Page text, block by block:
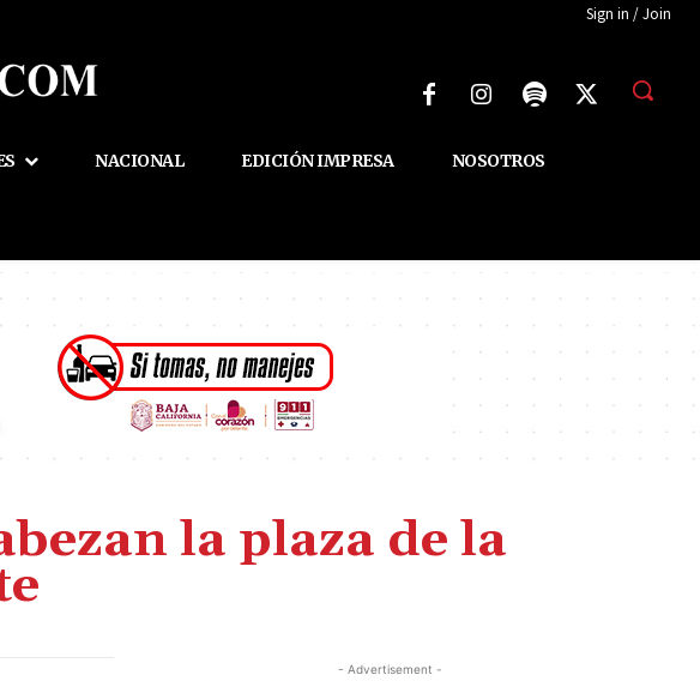
Sign in / Join
NACIONAL EDICIÓN IMPRESA NOSOTROS
la plaza de la
- Advertisement -